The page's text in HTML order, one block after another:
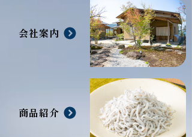
会社案内
商品紹介